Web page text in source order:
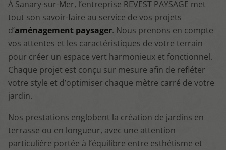
À Sanary-sur-Mer, l’entreprise REVEST PAYSAGE met
tout son savoir-faire au service de vos projets
d’aménagement paysager. Nous prenons en compte
vos attentes et les caractéristiques de votre terrain
pour créer un espace vert harmonieux et fonctionnel.
Chaque projet est conçu sur mesure afin de refléter
votre style et d’optimiser chaque mètre carré de votre
jardin.
Nos prestations englobent la création de jardins en
terrasse ou en longueur, avec une attention
particulière portée à l’équilibre entre esthétisme et